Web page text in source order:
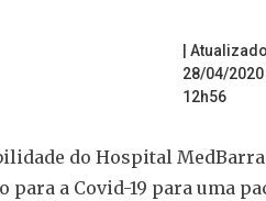
|
28/04/2020
12h56
do Hospital
a Covid-19 para uma